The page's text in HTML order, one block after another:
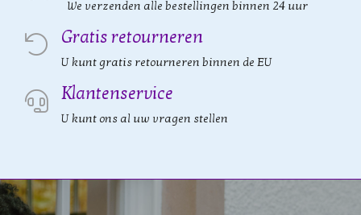
We verzenden alle bestellingen binnen 24 uur
Gratis retourneren
U kunt gratis retourneren binnen de EU
Klantenservice
U kunt ons al uw vragen stellen